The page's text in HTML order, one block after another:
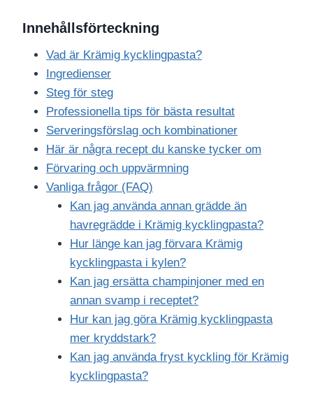
Innehållsförteckning
Vad är Krämig kycklingpasta?
Ingredienser
Steg för steg
Professionella tips för bästa resultat
Serveringsförslag och kombinationer
Här är några recept du kanske tycker om
Förvaring och uppvärmning
Vanliga frågor (FAQ)
Kan jag använda annan grädde än
havregrädde i Krämig kycklingpasta?
Hur länge kan jag förvara Krämig
kycklingpasta i kylen?
Kan jag ersätta champinjoner med en
annan svamp i receptet?
Hur kan jag göra Krämig kycklingpasta
mer kryddstark?
Kan jag använda fryst kyckling för Krämig
kycklingpasta?